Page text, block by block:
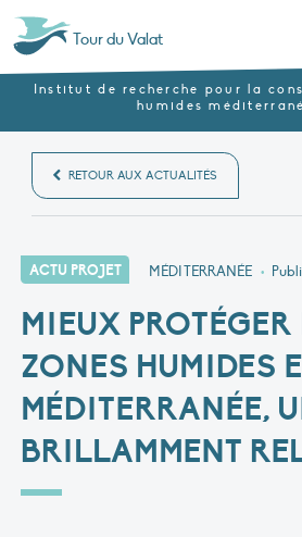
Tour du Valat
Institut de recherche pour la
humides
RETOUR AUX ACTUALITÉS
ACTU PROJET MÉDITERRANÉE •
MIEUX PROTÉGER
ZONES HUMIDES
MÉDITERRANÉE,
BRILLAMMENT